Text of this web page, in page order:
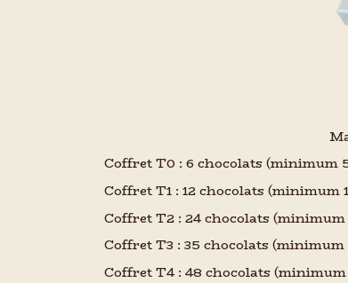
Coffret T0 : 6 chocolats (minimum
Coffret T1 : 12 chocolats (minimum
Coffret T2 : 24 chocolats (minimum
Coffret T3 : 35 chocolats (minimum
Coffret T4 : 48 chocolats (minimum